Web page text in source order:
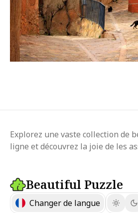
Explorez une vaste collection de
ligne et découvrez la joie de les
Beautiful Puzzle
Changer de langue